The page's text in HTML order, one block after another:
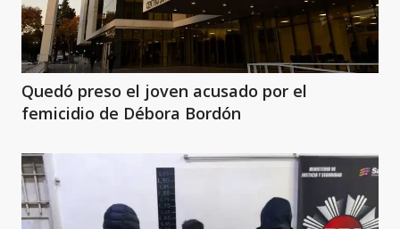
Quedó preso el joven acusado por el
femicidio de Débora Bordón